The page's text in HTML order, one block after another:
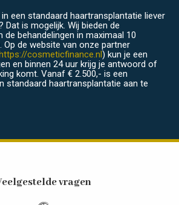
een standaard haartransplantatie liever
Dat is mogelijk. Wij bieden de
de behandelingen in maximaal 10
Op de website van onze partner
cosmeticfinance.nl) kun je een
en binnen 24 uur krijg je antwoord of
komt. Vanaf € 2.500,- is een
standaard haartransplantatie aan te
vragen